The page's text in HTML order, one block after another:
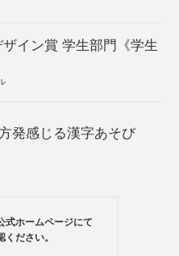
イン賞 学生部門《学生
発感じる漢字あそび
式ホームページにて
ださい。